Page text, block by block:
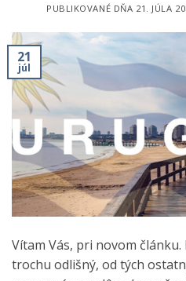
PUBLIKOVANÉ DŇA 21. JÚLA
21
júl
Vítam Vás, pri novom
trochu odlišný, od tých